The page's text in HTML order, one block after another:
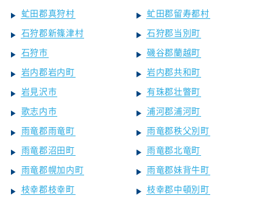
虻田郡真狩村
虻田郡留寿都村
石狩郡新篠津村
石狩郡当別町
石狩市
磯谷郡蘭越町
岩内郡岩内町
岩内郡共和町
岩見沢市
有珠郡壮瞥町
歌志内市
浦河郡浦河町
雨竜郡雨竜町
雨竜郡秩父別町
雨竜郡沼田町
雨竜郡北竜町
雨竜郡幌加内町
雨竜郡妹背牛町
枝幸郡枝幸町
枝幸郡中頓別町